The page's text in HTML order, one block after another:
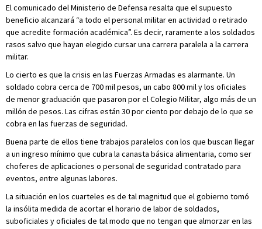
El comunicado del Ministerio de Defensa resalta que el supuesto
beneficio alcanzará “a todo el personal militar en actividad o retirado
que acredite formación académica”. Es decir, raramente a los soldados
rasos salvo que hayan elegido cursar una carrera paralela a la carrera
militar.
Lo cierto es que la crisis en las Fuerzas Armadas es alarmante. Un
soldado cobra cerca de 700 mil pesos, un cabo 800 mil y los oficiales
de menor graduación que pasaron por el Colegio Militar, algo más de un
millón de pesos. Las cifras están 30 por ciento por debajo de lo que se
cobra en las fuerzas de seguridad.
Buena parte de ellos tiene trabajos paralelos con los que buscan llegar
a un ingreso mínimo que cubra la canasta básica alimentaria, como ser
choferes de aplicaciones o personal de seguridad contratado para
eventos, entre algunas labores.
La situación en los cuarteles es de tal magnitud que el gobierno tomó
la insólita medida de acortar el horario de labor de soldados,
suboficiales y oficiales de tal modo que no tengan que almorzar en las